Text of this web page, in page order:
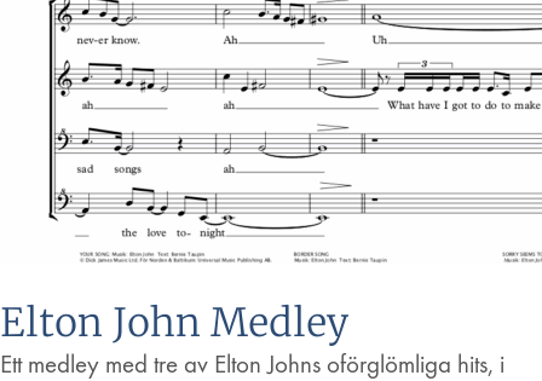
Elton John Medley
Ett medley med tre av Elton Johns oförglömliga hits, i